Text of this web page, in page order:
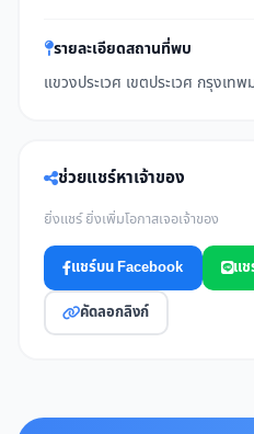
รายละเอียดสถานที่พบ
แขวงประเวศ เขตประเวศ กรุงเท
ช่วยแชร์หาเจ้าของ
ยิ่งแชร์ ยิ่งเพิ่มโอกาสเจอเจ้าของ
แชร์บน Facebook แช
คัดลอกลิงก์